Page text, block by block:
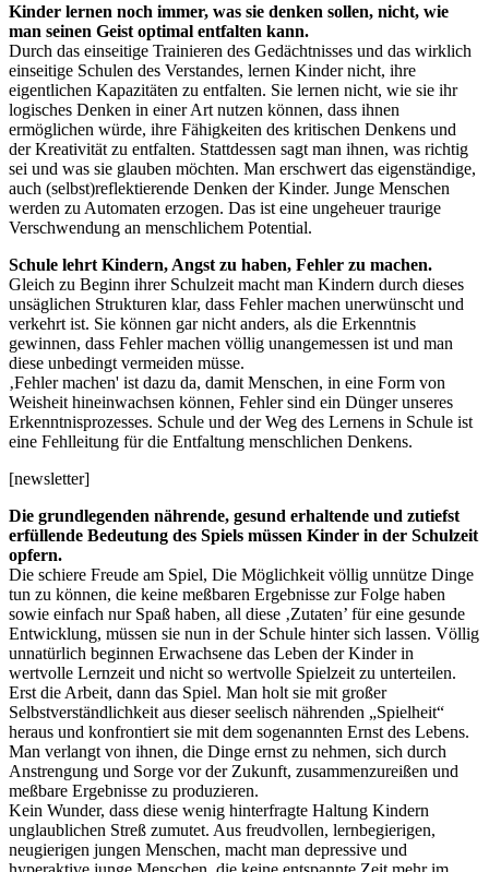
Kinder lernen noch immer, was sie denken sollen, nicht, wie
man seinen Geist optimal entfalten kann.
Durch das einseitige Trainieren des Gedächtnisses und das wirklich
einseitige Schulen des Verstandes, lernen Kinder nicht, ihre
eigentlichen Kapazitäten zu entfalten. Sie lernen nicht, wie sie ihr
logisches Denken in einer Art nutzen können, dass ihnen
ermöglichen würde, ihre Fähigkeiten des kritischen Denkens und
der Kreativität zu entfalten. Stattdessen sagt man ihnen, was richtig
sei und was sie glauben möchten. Man erschwert das eigenständige,
auch (selbst)reflektierende Denken der Kinder. Junge Menschen
werden zu Automaten erzogen. Das ist eine ungeheuer traurige
Verschwendung an menschlichem Potential.
Schule lehrt Kindern, Angst zu haben, Fehler zu machen.
Gleich zu Beginn ihrer Schulzeit macht man Kindern durch dieses
unsäglichen Strukturen klar, dass Fehler machen unerwünscht und
verkehrt ist. Sie können gar nicht anders, als die Erkenntnis
gewinnen, dass Fehler machen völlig unangemessen ist und man
diese unbedingt vermeiden müsse.
‚Fehler machen' ist dazu da, damit Menschen, in eine Form von
Weisheit hineinwachsen können, Fehler sind ein Dünger unseres
Erkenntnisprozesses. Schule und der Weg des Lernens in Schule ist
eine Fehlleitung für die Entfaltung menschlichen Denkens.
[newsletter]
Die grundlegenden nährende, gesund erhaltende und zutiefst
erfüllende Bedeutung des Spiels müssen Kinder in der Schulzeit
opfern.
Die schiere Freude am Spiel, Die Möglichkeit völlig unnütze Dinge
tun zu können, die keine meßbaren Ergebnisse zur Folge haben
sowie einfach nur Spaß haben, all diese ‚Zutaten’ für eine gesunde
Entwicklung, müssen sie nun in der Schule hinter sich lassen. Völlig
unnatürlich beginnen Erwachsene das Leben der Kinder in
wertvolle Lernzeit und nicht so wertvolle Spielzeit zu unterteilen.
Erst die Arbeit, dann das Spiel. Man holt sie mit großer
Selbstverständlichkeit aus dieser seelisch nährenden „Spielheit“
heraus und konfrontiert sie mit dem sogenannten Ernst des Lebens.
Man verlangt von ihnen, die Dinge ernst zu nehmen, sich durch
Anstrengung und Sorge vor der Zukunft, zusammenzureißen und
meßbare Ergebnisse zu produzieren.
Kein Wunder, dass diese wenig hinterfragte Haltung Kindern
unglaublichen Streß zumutet. Aus freudvollen, lernbegierigen,
neugierigen jungen Menschen, macht man depressive und